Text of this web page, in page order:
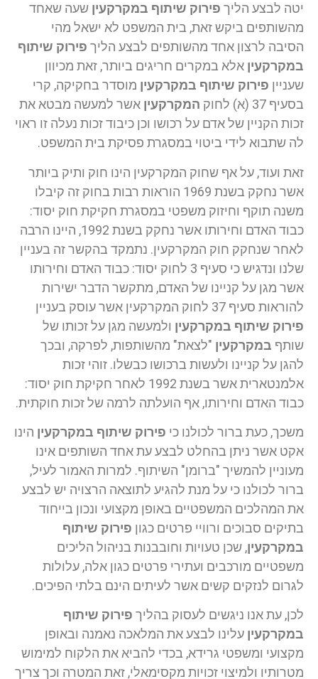
יטה לבצע הליך פירוק שיתוף במקרקעין שעה שאחד
מהשותפים ביקש זאת, בית המשפט לא ישאל מהי
הסיבה לרצון אחד מהשותפים לבצע הליך פירוק שיתוף
במקרקעין אלא במקרים חריגים ביותר, זאת מכיוון
שעניין פירוק שיתוף במקרקעין מוסדר בחקיקה, קרי
בסעיף 37 (א) לחוק
המקרקעין אשר למעשה מבטא את
זכות הקניין של אדם על רכושו וכן כיבוד זכות נעלה זו ראוי
לה שתבוא לידי ביטוי במסגרת פסיקת בית המשפט.
זאת ועוד, על אף שחוק המקרקעין הינו חוק ותיק ביותר
אשר נחקק בשנת 1969 הוראות רבות בחוק זה קיבלו
משנה תוקף וחיזוק משפטי במסגרת חקיקת חוק יסוד:
כבוד האדם וחירותו אשר נחקק בשנת 1992, היינו הרבה
לאחר שנחקק חוק המקרקעין. נתמקד בהקשר זה בעניין
שלנו ונדגיש כי סעיף 3 לחוק יסוד: כבוד האדם וחירותו
אשר מגן על קניינו של האדם, מתקשר הדבר ישירות
להוראות סעיף 37 לחוק המקרקעין אשר עוסק בעניין
פירוק שיתוף במקרקעין ולמעשה מגן על זכותו של
שותף במקרקעין "לצאת" מהשותפות, לפרקה, ובכך
להגן על קניינו ולעשות ברכושו כבשלו. זוהי זכות
אלמנטארית אשר בשנת 1992 לאחר חקיקת חוק יסוד:
כבוד האדם וחירותו, אף הועלתה לרמה של זכות חוקתית.
משכך, כעת ברור לכולנו כי פירוק שיתוף במקרקעין הינו
אקט אשר ניתן בהחלט לבצע עת אחד השותפים אינו
מעוניין להמשיך "ברומן" השיתוף. למרות האמור לעיל,
ברור לכולנו כי על מנת להגיע לתוצאה הרצויה יש לבצע
את המהלכים המשפטיים באופן מקצועי ונכון בייחוד
בתיקים סבוכים ורוויי פרטים כגון פירוק שיתוף
במקרקעין, שכן טעויות וחובבנות בניהול הליכים
משפטיים מורכבים ועתירי פרטים כגון אלה, עלולות
לגרום לנזקים קשים אשר לעיתים הינם בלתי הפיכים.
לכן, עת אנו ניגשים לעסוק בהליך פירוק שיתוף
במקרקעין עלינו לבצע את המלאכה נאמנה ובאופן
מקצועי ומשפטי גרידא, בכדי להביא את הלקוח למימוש
מטרותיו ולמיצוי זכויות מקסימאלי, זאת המטרה וכך צריך